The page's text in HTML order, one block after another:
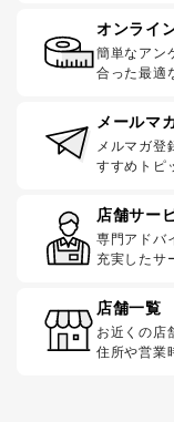
オンライ
簡単なアン
合った最適
メールマ
メルマガ登
すすめトピ
店舗サー
専門アドバ
充実したサ
店舗一覧
お近くの店
住所や営業